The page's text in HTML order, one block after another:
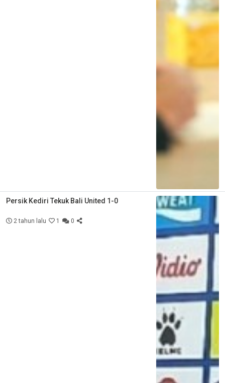
Persik Kediri Tekuk Bali United 1-0
2 tahun lalu 1 0